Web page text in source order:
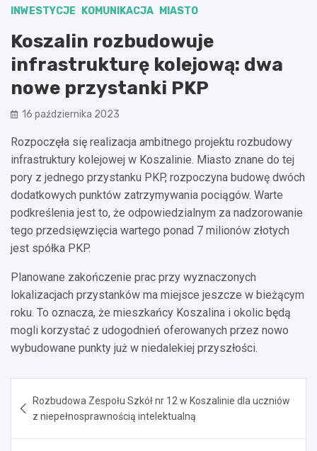
INWESTYCJE KOMUNIKACJA MIASTO
Koszalin rozbudowuje
infrastrukturę kolejową: dwa
nowe przystanki PKP
16 października 2023
Rozpoczęła się realizacja ambitnego projektu rozbudowy
infrastruktury kolejowej w Koszalinie. Miasto znane do tej
pory z jednego przystanku PKP, rozpoczyna budowę dwóch
dodatkowych punktów zatrzymywania pociągów. Warte
podkreślenia jest to, że odpowiedzialnym za nadzorowanie
tego przedsięwzięcia wartego ponad 7 milionów złotych
jest spółka PKP.
Planowane zakończenie prac przy wyznaczonych
lokalizacjach przystanków ma miejsce jeszcze w bieżącym
roku. To oznacza, że mieszkańcy Koszalina i okolic będą
mogli korzystać z udogodnień oferowanych przez nowo
wybudowane punkty już w niedalekiej przyszłości.
wpisu
Rozbudowa Zespołu Szkół nr 12 w Koszalinie dla uczniów
z niepełnosprawnością intelektualną